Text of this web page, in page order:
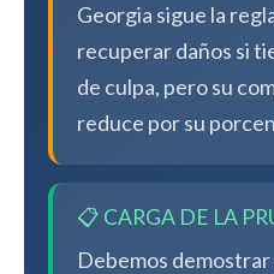
Georgia sigue la
recuperar daños si
de culpa, pero su
reduce por su
📋 CARGA DE LA
Debemos